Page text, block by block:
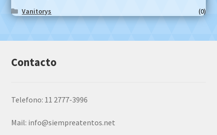
Vanitorys
(0)
Contacto
Telefono: 11 2777-3996
Mail: info@siempreatentos.net